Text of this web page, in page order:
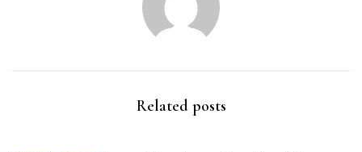
Related posts